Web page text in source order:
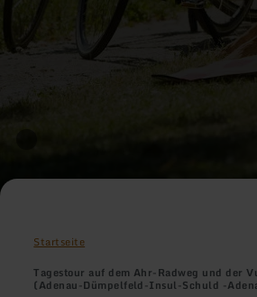
Startseite
Tagestour auf dem Ahr-Radweg und der
(Adenau-Dümpelfeld-Insul-Schuld -